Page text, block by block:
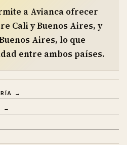
a Avianca ofrecer
Cali y Buenos Aires, y
Aires, lo que
entre ambos países.
→
→